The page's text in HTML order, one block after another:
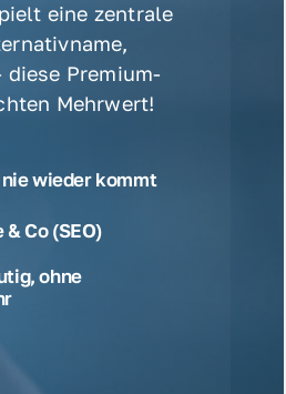
eine zentrale
diese Premium-
Mehrwert!
wieder kommt
Co (SEO)
ohne